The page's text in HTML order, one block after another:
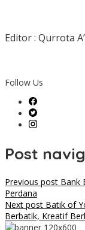
Editor : Qurrota
Follow Us
Post
Previous post Bank
Perdana
Next post Batik of
Berbatik, Kreatif